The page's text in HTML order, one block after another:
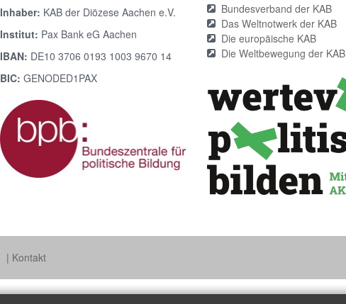
Inhaber: KAB der Diözese Aachen e.V.
Institut: Pax Bank eG Aachen
IBAN: DE10 3706 0193 1003 9670 14
BIC: GENODED1PAX
Bundesverband der KAB
Das Weltnotwerk der KAB
Die europäische KAB
Die Weltbewegung der KAB
Kontakt